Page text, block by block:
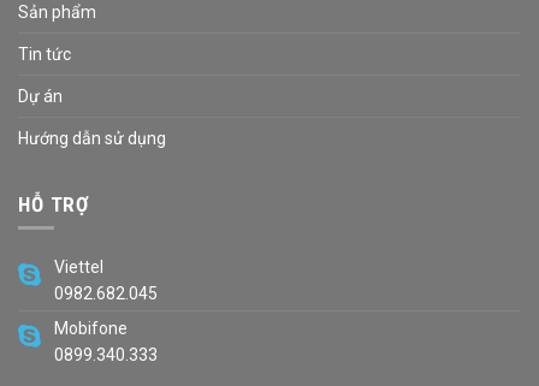
Sản phẩm
Tin tức
Dự án
Hướng dẫn sử dụng
HỖ TRỢ
Viettel
0982.682.045
Mobifone
0899.340.333